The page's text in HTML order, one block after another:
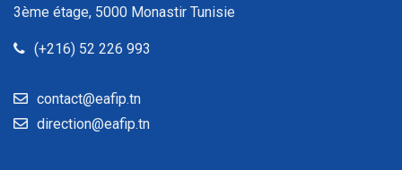
3ème étage, 5000 Monastir Tunisie
(+216) 52 226 993
contact@eafip.tn
direction@eafip.tn